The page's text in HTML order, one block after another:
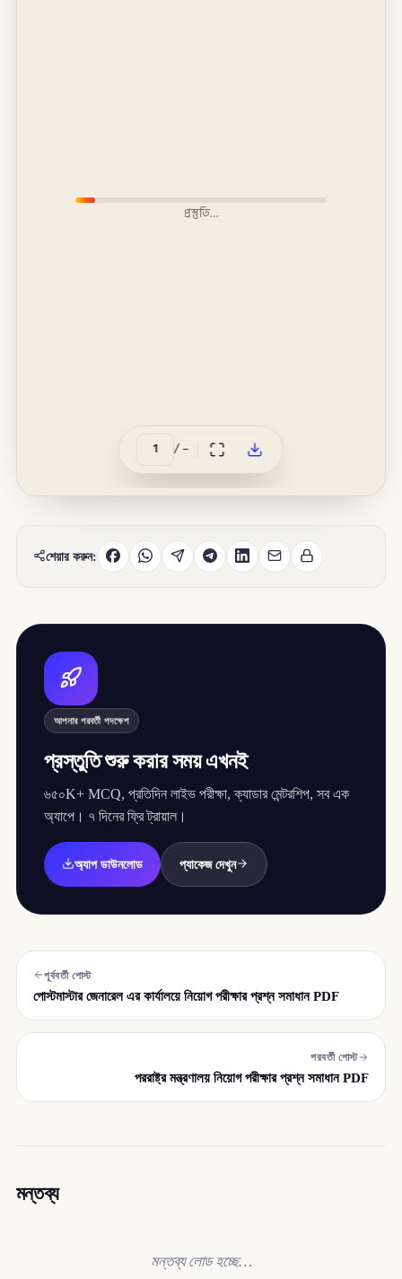
প্রস্তুতি…
/–
শেয়ার করুন:
আপনার পরবর্তী পদক্ষেপ
প্রস্তুতি শুরু করার সময় এখনই
৬৫০K+ MCQ, প্রতিদিন লাইভ পরীক্ষা, ক্যাডার মেন্টরশিপ, সব এক
অ্যাপে। ৭ দিনের ফ্রি ট্রায়াল।
অ্যাপ ডাউনলোড প্যাকেজ দেখুন
পূর্ববর্তী পোস্ট
পোস্টমাস্টার জেনারেল এর কার্যালয়ে নিয়োগ পরীক্ষার প্রশ্ন সমাধান PDF
পরবর্তী পোস্ট
পররাষ্ট্র মন্ত্রণালয় নিয়োগ পরীক্ষার প্রশ্ন সমাধান PDF
মন্তব্য
মন্তব্য লোড হচ্ছে…